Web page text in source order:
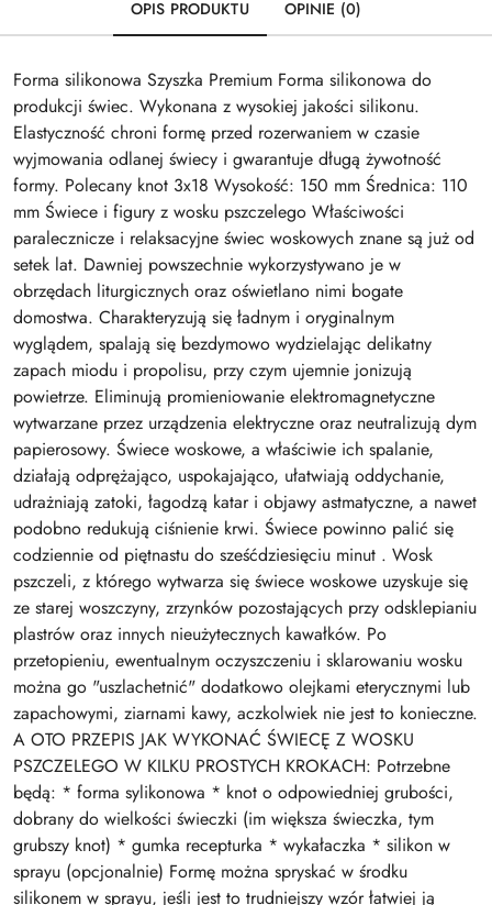
OPIS PRODUKTU OPINIE (0)
Forma silikonowa Szyszka Premium Forma silikonowa do
produkcji świec. Wykonana z wysokiej jakości silikonu.
Elastyczność chroni formę przed rozerwaniem w czasie
wyjmowania odlanej świecy i gwarantuje długą żywotność
formy. Polecany knot 3x18 Wysokość: 150 mm Średnica: 110
mm Świece i figury z wosku pszczelego Właściwości
paralecznicze i relaksacyjne świec woskowych znane są już od
setek lat. Dawniej powszechnie wykorzystywano je w
obrzędach liturgicznych oraz oświetlano nimi bogate
domostwa. Charakteryzują się ładnym i oryginalnym
wyglądem, spalają się bezdymowo wydzielając delikatny
zapach miodu i propolisu, przy czym ujemnie jonizują
powietrze. Eliminują promieniowanie elektromagnetyczne
wytwarzane przez urządzenia elektryczne oraz neutralizują dym
papierosowy. Świece woskowe, a właściwie ich spalanie,
działają odprężająco, uspokajająco, ułatwiają oddychanie,
udrażniają zatoki, łagodzą katar i objawy astmatyczne, a nawet
podobno redukują ciśnienie krwi. Świece powinno palić się
codziennie od piętnastu do sześćdziesięciu minut . Wosk
pszczeli, z którego wytwarza się świece woskowe uzyskuje się
ze starej woszczyny, zrzynków pozostających przy odsklepianiu
plastrów oraz innych nieużytecznych kawałków. Po
przetopieniu, ewentualnym oczyszczeniu i sklarowaniu wosku
można go "uszlachetnić" dodatkowo olejkami eterycznymi lub
zapachowymi, ziarnami kawy, aczkolwiek nie jest to konieczne.
A OTO PRZEPIS JAK WYKONAĆ ŚWIECĘ Z WOSKU
PSZCZELEGO W KILKU PROSTYCH KROKACH: Potrzebne
będą: * forma sylikonowa * knot o odpowiedniej grubości,
dobrany do wielkości świeczki (im większa świeczka, tym
grubszy knot) * gumka recepturka * wykałaczka * silikon w
sprayu (opcjonalnie) Formę można spryskać w środku
silikonem w sprayu, jeśli jest to trudniejszy wzór łatwiej ją